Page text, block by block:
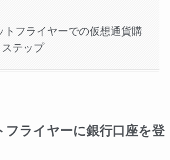
トフライヤーでの仮想通貨購
テップ
フライヤーに銀行口座を登